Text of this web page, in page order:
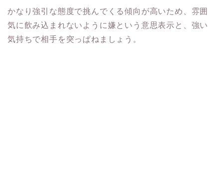
かなり強引な態度で挑んでくる傾向が高いため、雰囲
気に飲み込まれないように嫌という意思表示と、強い
気持ちで相手を突っぱねましょう。